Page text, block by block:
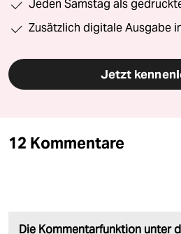
Jeden Samstag als
Zusätzlich digitale Ausgabe
Jetzt
12 Kommentare
Die Kommentarfunktion unter